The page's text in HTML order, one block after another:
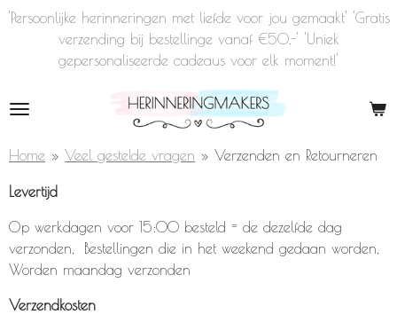
Ga
hoofdinhoud
'Persoonlijke herinneringen met liefde voor jou gemaakt' 'Gratis
verzending bij bestellinge vanaf €50,-' 'Uniek
gepersonaliseerde cadeaus voor elk moment!'
Home » Veel gestelde vragen » Verzenden en Retourneren
Levertijd
Op werkdagen voor 15:00 besteld = de dezelfde dag
verzonden, Bestellingen die in het weekend gedaan worden,
Worden maandag verzonden
Verzendkosten